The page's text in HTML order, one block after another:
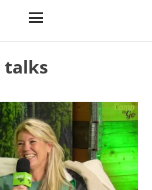
talks